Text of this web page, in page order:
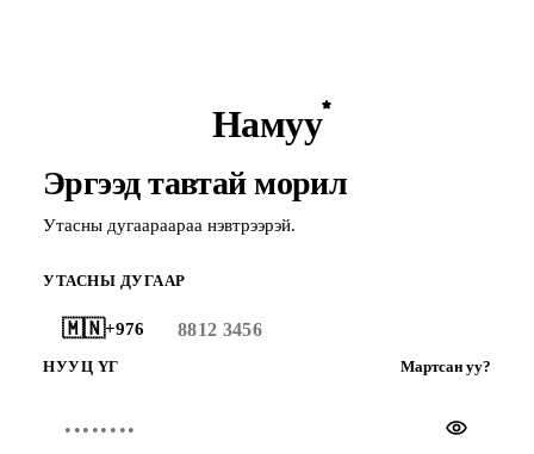
Намуу
Эргээд тавтай морил
Утасны дугаараараа нэвтрээрэй.
УТАСНЫ ДУГААР
🇲🇳+976
НУУЦ ҮГ Мартсан уу?